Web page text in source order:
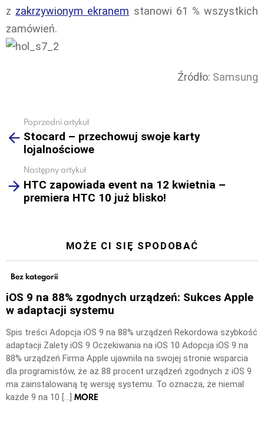
z zakrzywionym ekranem stanowi 61 % wszystkich
zamówień.
Źródło: Samsung
more
Poprzedni artykuł
Stocard – przechowuj swoje karty
lojalnościowe
Następny artykuł
HTC zapowiada event na 12 kwietnia –
premiera HTC 10 już blisko!
MOŻE CI SIĘ SPODOBAĆ
Bez kategorii
iOS 9 na 88% zgodnych urządzeń: Sukces Apple
w adaptacji systemu
Spis treści Adopcja iOS 9 na 88% urządzeń Rekordowa szybkość
adaptacji Zalety iOS 9 Oczekiwania na iOS 10 Adopcja iOS 9 na
88% urządzeń Firma Apple ujawniła na swojej stronie wsparcia
dla programistów, że aż 88 procent urządzeń zgodnych z iOS 9
ma zainstalowaną tę wersję systemu. To oznacza, że niemal
każde 9 na 10 […] MORE